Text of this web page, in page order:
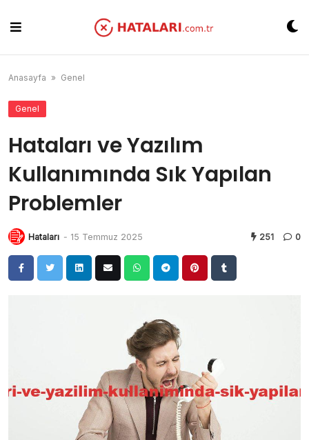
content
Anasayfa » Genel
Genel
Hataları ve Yazılım
Kullanımında Sık Yapılan
Problemler
Hataları - 15 Temmuz 2025 251 0